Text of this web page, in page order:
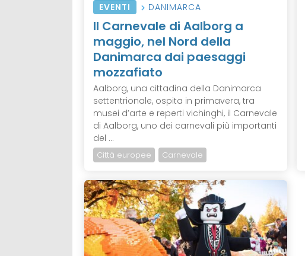
EVENTI DANIMARCA
Il Carnevale di Aalborg a
maggio, nel Nord della
Danimarca dai paesaggi
mozzafiato
Aalborg, una cittadina della Danimarca
settentrionale, ospita in primavera, tra
musei d’arte e reperti vichinghi, il Carnevale
di Aalborg, uno dei carnevali più importanti
del ...
Città europee Carnevale